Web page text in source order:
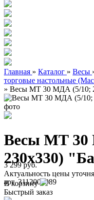
Главная » Каталог » Весы
торговые настольные
» Весы МТ 30 МДА (5/10;
Весы МТ 30
230х330)
арт. 3112000089
3 299 руб.
Актуальность цены
В корзину
Быстрый заказ